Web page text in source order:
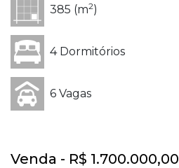
385 (m2)
4 Dormitórios
6 Vagas
Venda - R$ 1.700.000,00